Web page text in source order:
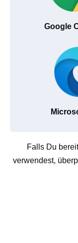
Google
Falls Du
verwendest,